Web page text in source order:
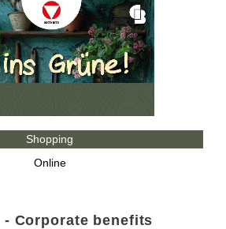
Shopping
Online
Corporate benefits